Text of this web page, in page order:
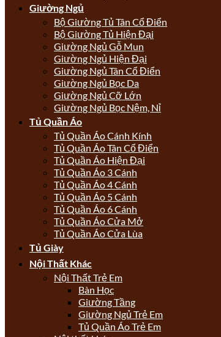
Giường Ngủ
Bộ Giường Tủ Tân Cổ Điển
Bộ Giường Tủ Hiện Đại
Giường Ngủ Gỗ Mun
Giường Ngủ Hiện Đại
Giường Ngủ Tân Cổ Điển
Giường Ngủ Bọc Da
Giường Ngủ Cỡ Lớn
Giường Ngủ Bọc Nệm, Nỉ
Tủ Quần Áo
Tủ Quần Áo Cánh Kính
Tủ Quần Áo Tân Cổ Điển
Tủ Quần Áo Hiện Đại
Tủ Quần Áo 3 Cánh
Tủ Quần Áo 4 Cánh
Tủ Quần Áo 5 Cánh
Tủ Quần Áo 6 Cánh
Tủ Quần Áo Cửa Mở
Tủ Quần Áo Cửa Lùa
Tủ Giày
Nội Thất Khác
Nội Thất Trẻ Em
Bàn Học
Giường Tầng
Giường Ngủ Trẻ Em
Tủ Quần Áo Trẻ Em